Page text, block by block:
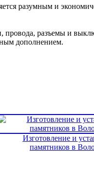
разумным и
провода, разъемы и
дополнением.
Изготовление и
памятников в